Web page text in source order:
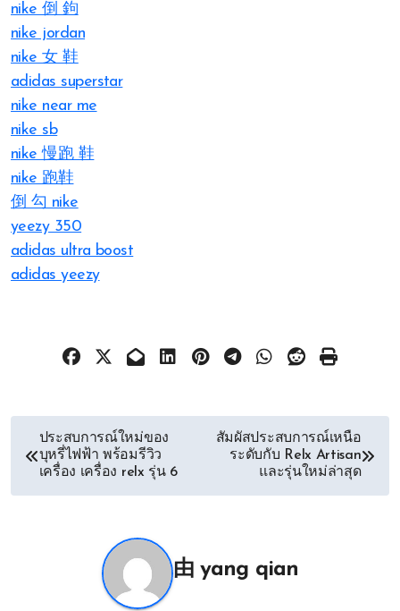
nike 倒 鉤
nike jordan
nike 女 鞋
adidas superstar
nike near me
nike sb
nike 慢跑 鞋
nike 跑鞋
倒 勾 nike
yeezy 350
adidas ultra boost
adidas yeezy
ประสบการณ์ใหม่ของ
บุหรี่ไฟฟ้า พร้อมรีวิว
เครื่อง เครื่อง relx รุ่น 6
สัมผัสประสบการณ์เหนือ
ระดับกับ Relx Artisan
และรุ่นใหม่ล่าสุด
由yang qian